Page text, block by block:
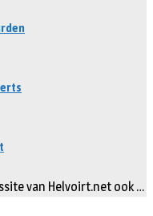
van Helvoirt.net ook …